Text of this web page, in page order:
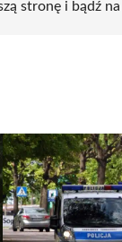
stronę i bądź na